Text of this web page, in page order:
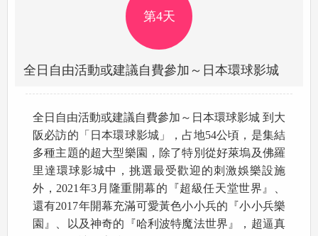
第4天
全日自由活動或建議自費參加～日本環球影城
全日自由活動或建議自費參加～日本環球影城 到大
阪必訪的「日本環球影城」，占地54公頃，是集結
多種主題的超大型樂園，除了特別從好萊塢及佛羅
里達環球影城中，挑選最受歡迎的刺激娛樂設施
外，2021年3月隆重開幕的『超級任天堂世界』、
還有2017年開幕充滿可愛黃色小小兵的『小小兵樂
園』、以及神奇的『哈利波特魔法世界』，超逼真